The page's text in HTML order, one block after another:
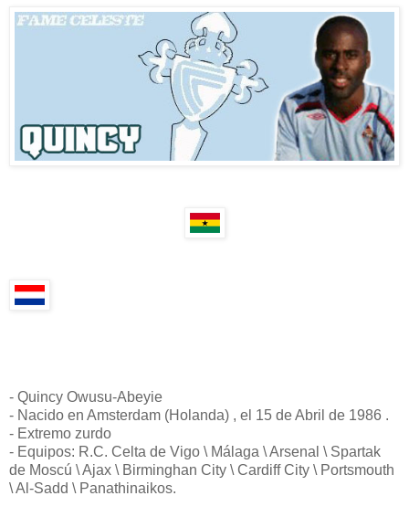
- Quincy Owusu-Abeyie
- Nacido en Amsterdam (Holanda) , el 15 de Abril de 1986 .
- Extremo zurdo
- Equipos: R.C. Celta de Vigo \ Málaga \ Arsenal \ Spartak
de Moscú \ Ajax \ Birminghan City \ Cardiff City \ Portsmouth
\ Al-Sadd \ Panathinaikos.